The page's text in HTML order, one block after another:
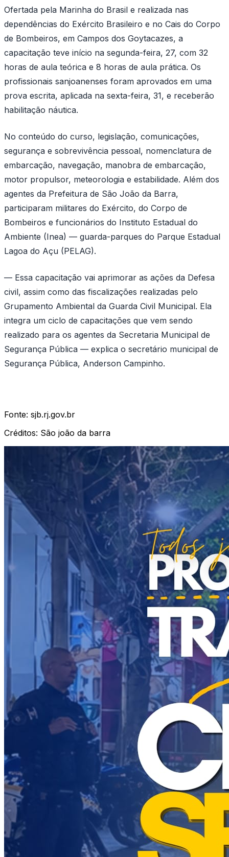
Ofertada pela Marinha do Brasil e realizada nas
dependências do Exército Brasileiro e no Cais do Corpo
de Bombeiros, em Campos dos Goytacazes, a
capacitação teve início na segunda-feira, 27, com 32
horas de aula teórica e 8 horas de aula prática. Os
profissionais sanjoanenses foram aprovados em uma
prova escrita, aplicada na sexta-feira, 31, e receberão
habilitação náutica.
No conteúdo do curso, legislação, comunicações,
segurança e sobrevivência pessoal, nomenclatura de
embarcação, navegação, manobra de embarcação,
motor propulsor, meteorologia e estabilidade. Além dos
agentes da Prefeitura de São João da Barra,
participaram militares do Exército, do Corpo de
Bombeiros e funcionários do Instituto Estadual do
Ambiente (Inea) — guarda-parques do Parque Estadual
Lagoa do Açu (PELAG).
— Essa capacitação vai aprimorar as ações da Defesa
civil, assim como das fiscalizações realizadas pelo
Grupamento Ambiental da Guarda Civil Municipal. Ela
integra um ciclo de capacitações que vem sendo
realizado para os agentes da Secretaria Municipal de
Segurança Pública — explica o secretário municipal de
Segurança Pública, Anderson Campinho.
Fonte: sjb.rj.gov.br
Créditos: São joão da barra